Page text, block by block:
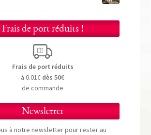
Frais de port réduits !
Frais de port réduits
à 0.01€ dès 50€
de commande
Newsletter
à notre newsletter pour rester au